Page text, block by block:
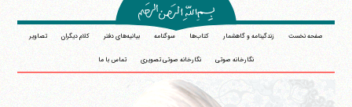
صفحه نخست زندگینامه و گاهشمار کتاب‌ها سوگنامه بیانیه‌های دفتر کلام دیگران تصاویر
نگارخانه صوتی نگارخانه صوتی تصویری تماس با ما